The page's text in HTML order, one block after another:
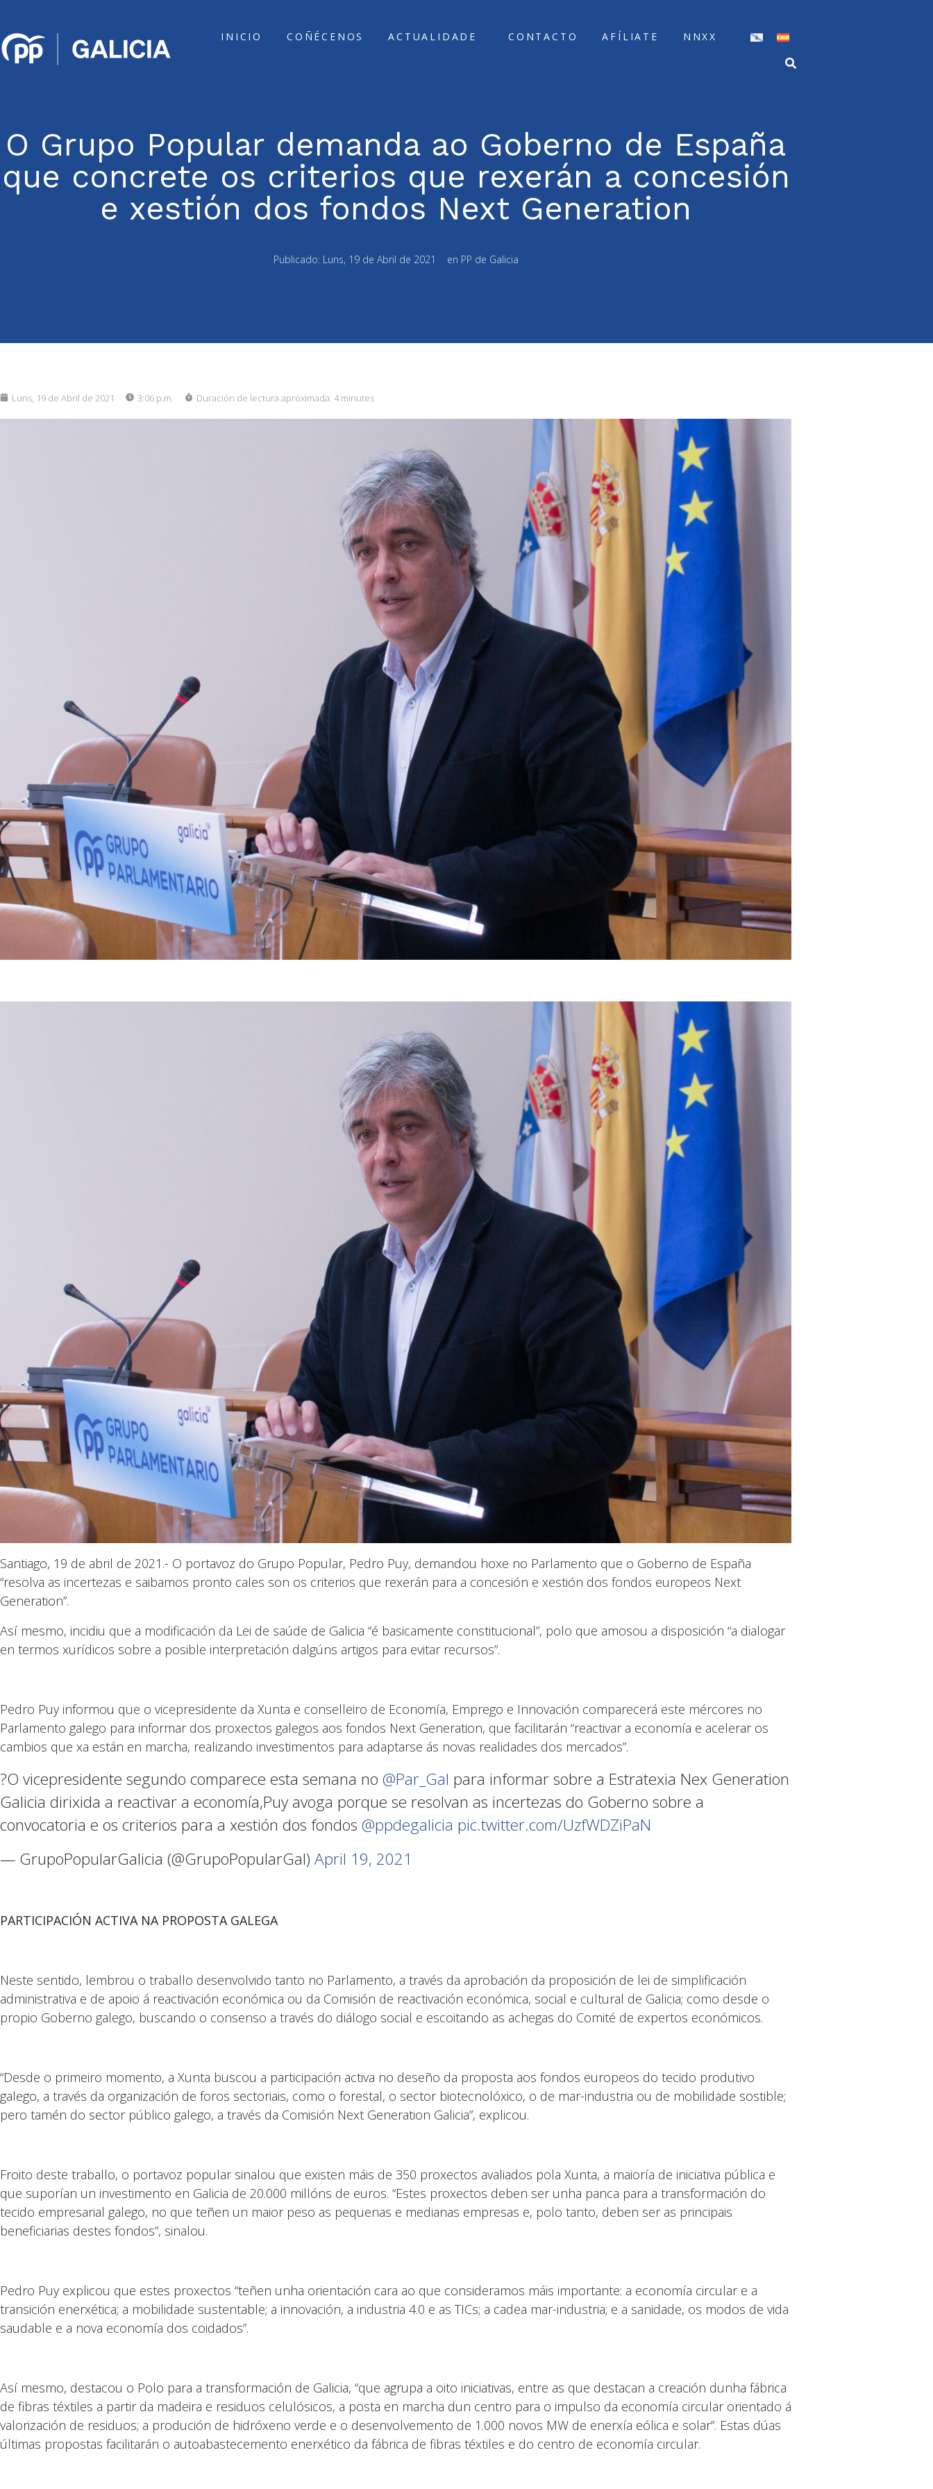
INICIO COÑÉCENOS ACTUALIDADE CONTACTO AFÍLIATE NNXX
O Grupo Popular demanda ao Goberno de España
que concrete os criterios que rexerán a concesión
e xestión dos fondos Next Generation
Publicado: Luns, 19 de Abril de 2021 en PP de Galicia
Luns, 19 de Abril de 2021 3:06 p.m. Duración de lectura aproximada: 4 minutes
Santiago, 19 de abril de 2021.- O portavoz do Grupo Popular, Pedro Puy, demandou hoxe no Parlamento que o Goberno de España
“resolva as incertezas e saibamos pronto cales son os criterios que rexerán para a concesión e xestión dos fondos europeos Next
Generation”.
Así mesmo, incidiu que a modificación da Lei de saúde de Galicia “é basicamente constitucional”, polo que amosou a disposición “a dialogar
en termos xurídicos sobre a posible interpretación dalgúns artigos para evitar recursos”.
Pedro Puy informou que o vicepresidente da Xunta e conselleiro de Economía, Emprego e Innovación comparecerá este mércores no
Parlamento galego para informar dos proxectos galegos aos fondos Next Generation, que facilitarán “reactivar a economía e acelerar os
cambios que xa están en marcha, realizando investimentos para adaptarse ás novas realidades dos mercados”.
?️O vicepresidente segundo comparece esta semana no @Par_Gal para informar sobre a Estratexia Nex Generation
Galicia dirixida a reactivar a economía,Puy avoga porque se resolvan as incertezas do Goberno sobre a
convocatoria e os criterios para a xestión dos fondos @ppdegalicia pic.twitter.com/UzfWDZiPaN
— GrupoPopularGalicia (@GrupoPopularGal) April 19, 2021
PARTICIPACIÓN ACTIVA NA PROPOSTA GALEGA
Neste sentido, lembrou o traballo desenvolvido tanto no Parlamento, a través da aprobación da proposición de lei de simplificación
administrativa e de apoio á reactivación económica ou da Comisión de reactivación económica, social e cultural de Galicia; como desde o
propio Goberno galego, buscando o consenso a través do diálogo social e escoitando as achegas do Comité de expertos económicos.
“Desde o primeiro momento, a Xunta buscou a participación activa no deseño da proposta aos fondos europeos do tecido produtivo
galego, a través da organización de foros sectoriais, como o forestal, o sector biotecnolóxico, o de mar-industria ou de mobilidade sostible;
pero tamén do sector público galego, a través da Comisión Next Generation Galicia”, explicou.
Froito deste traballo, o portavoz popular sinalou que existen máis de 350 proxectos avaliados pola Xunta, a maioría de iniciativa pública e
que suporían un investimento en Galicia de 20.000 millóns de euros. “Estes proxectos deben ser unha panca para a transformación do
tecido empresarial galego, no que teñen un maior peso as pequenas e medianas empresas e, polo tanto, deben ser as principais
beneficiarias destes fondos”, sinalou.
Pedro Puy explicou que estes proxectos “teñen unha orientación cara ao que consideramos máis importante: a economía circular e a
transición enerxética; a mobilidade sustentable; a innovación, a industria 4.0 e as TICs; a cadea mar-industria; e a sanidade, os modos de vida
saudable e a nova economía dos coidados”.
Así mesmo, destacou o Polo para a transformación de Galicia, “que agrupa a oito iniciativas, entre as que destacan a creación dunha fábrica
de fibras téxtiles a partir da madeira e residuos celulósicos, a posta en marcha dun centro para o impulso da economía circular orientado á
valorización de residuos; a produción de hidróxeno verde e o desenvolvemento de 1.000 novos MW de enerxía eólica e solar”. Estas dúas
últimas propostas facilitarán o autoabastecemento enerxético da fábrica de fibras téxtiles e do centro de economía circular.